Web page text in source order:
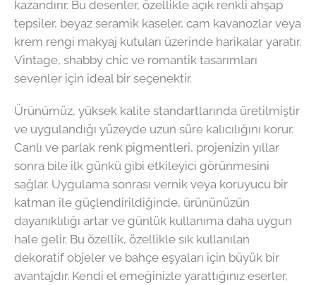
kazandırır. Bu desenler, özellikle açık renkli ahşap
tepsiler, beyaz seramik kaseler, cam kavanozlar veya
krem rengi makyaj kutuları üzerinde harikalar yaratır.
Vintage, shabby chic ve romantik tasarımları
sevenler için ideal bir seçenektir.
Ürünümüz, yüksek kalite standartlarında üretilmiştir
ve uygulandığı yüzeyde uzun süre kalıcılığını korur.
Canlı ve parlak renk pigmentleri, projenizin yıllar
sonra bile ilk günkü gibi etkileyici görünmesini
sağlar. Uygulama sonrası vernik veya koruyucu bir
katman ile güçlendirildiğinde, ürününüzün
dayanıklılığı artar ve günlük kullanıma daha uygun
hale gelir. Bu özellik, özellikle sık kullanılan
dekoratif objeler ve bahçe eşyaları için büyük bir
avantajdır. Kendi el emeğinizle yarattığınız eserler,